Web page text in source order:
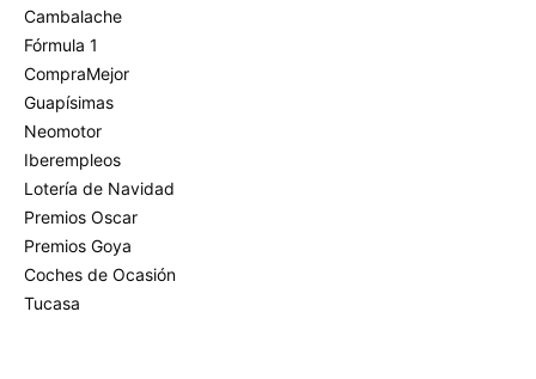
Cambalache
Fórmula 1
CompraMejor
Guapísimas
Neomotor
Iberempleos
Lotería de Navidad
Premios Oscar
Premios Goya
Coches de Ocasión
Tucasa